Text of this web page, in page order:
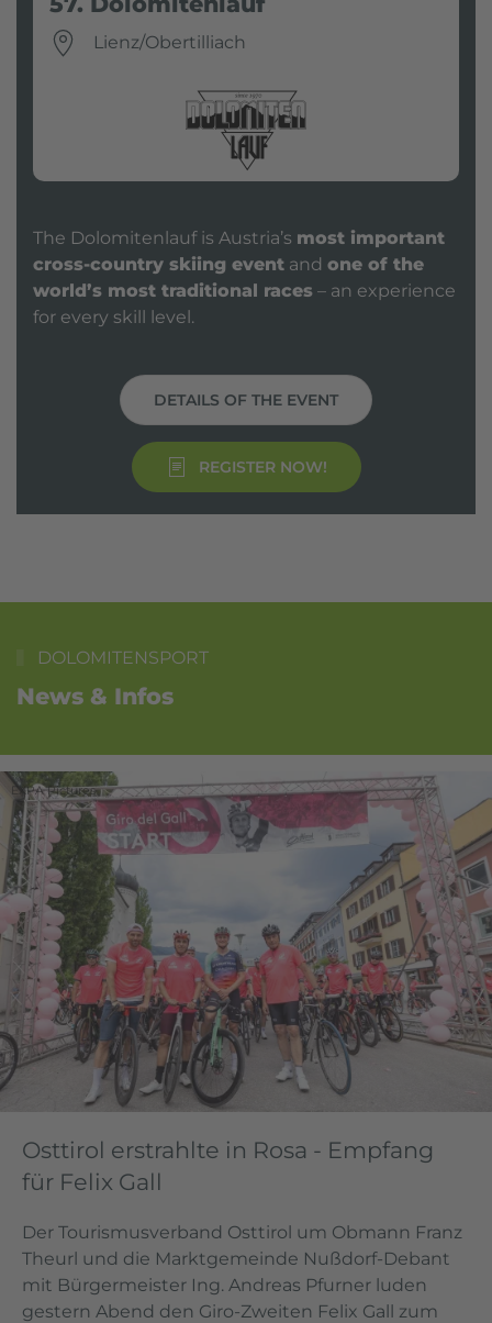
Lienz/Obertilliach
The Dolomitenlauf is Austria’s most important
cross-country skiing event and one of the
world’s most traditional races – an experience
for every skill level.
DETAILS OF THE EVENT
REGISTER NOW!
DOLOMITENSPORT
News & Infos
EXPA Pictures
Osttirol erstrahlte in Rosa - Empfang
für Felix Gall
Der Tourismusverband Osttirol um Obmann Franz
Theurl und die Marktgemeinde Nußdorf-Debant
mit Bürgermeister Ing. Andreas Pfurner luden
gestern Abend den Giro-Zweiten Felix Gall zum